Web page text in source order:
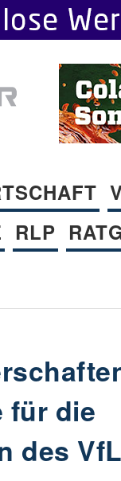
RLP
für die
des